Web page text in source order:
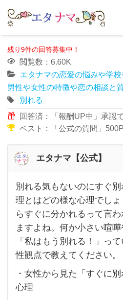
残り9件の回答募集中！
閲覧数：6.60K
エタナマの恋愛の悩みや学
男性や女性の特徴や恋の相談と
別れる
回答済：「報酬UP中」承認
ベスト：「公式の質問」
エタナマ【公式】
別れ
る気
も
な
い
の
に
別れる気もないのにすぐ
理とはどの様な心理でし
らすぐに分かれるって言
ますよね。何か小さい喧
「私はもう別れる！」っ
性観点で教えてください。
・女性から見た「すぐに
心理